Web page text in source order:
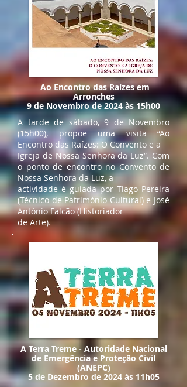
Ao Encontro das Raízes em
Arronches
9 de Novembro de 2024 às 15h00
A tarde de sábado, 9 de Novembro
(15h00), propõe uma visita “Ao
Encontro das Raízes: O Convento e a
Igreja de Nossa Senhora da Luz”. Com
o ponto de encontro no Convento de
Nossa Senhora da Luz, a
actividade é guiada por Tiago Pereira
(Técnico de Património Cultural) e José
António Falcão (Historiador
de Arte).
A Terra Treme - Autoridade Nacional
de Emergência e Proteção Civil
(ANEPC)
5 de Dezembro de 2024 às 11h05